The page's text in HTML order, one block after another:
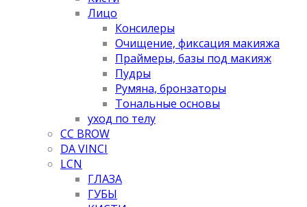
Лицо
Консилеры
Очищение, фиксация макияжа
Праймеры, базы под макияж
Пудры
Румяна, бронзаторы
Тональные основы
уход по телу
CC BROW
DA VINCI
LCN
ГЛАЗА
ГУБЫ